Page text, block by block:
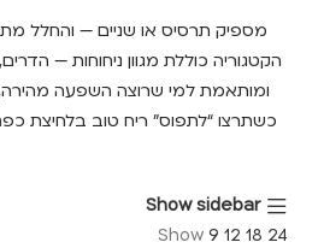
מספיק תרסיס או שניים — והחלל
הקטגוריה כוללת מגוון ניחוחות —
ומותאמת למי שרוצה השפעה
כשתרצו “לתפוס” ריח טוב בלחיצת
Show sidebar
Show 9 12 18 24